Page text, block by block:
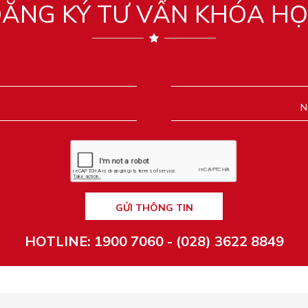
KÝ TƯ VẤN KHÓA
GỬI THÔNG TIN
HOTLINE: 1900 7060 - (028) 3622 8849